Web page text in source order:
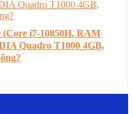
(Core i7-10850H, RAM
Quadro T1000 4GB,